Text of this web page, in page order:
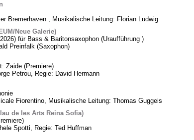
Bremerhaven , Musikalische Leitung: Florian Ludwig
Neue Galerie)
für Bass & Baritonsaxophon (Uraufführung )
Preinfalk (Saxophon)
Zaide (Premiere)
Petrou, Regie: David Hermann
Fiorentino, Musikalische Leitung: Thomas Guggeis
de les Arts Reina Sofia)
Spotti, Regie: Ted Huffman